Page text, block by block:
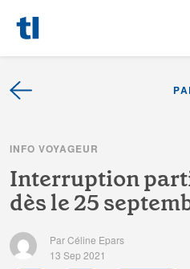
INFO VOYAGEUR
Interruptionpart
dèsle25septem
Par Céline Epars
13 Sep 2021